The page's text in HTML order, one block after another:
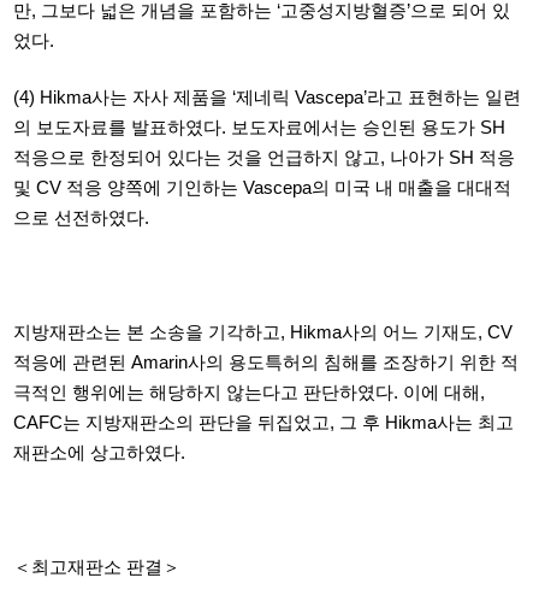
만, 그보다 넓은 개념을 포함하는 ‘고중성지방혈증’으로 되어 있
었다.
(4) Hikma사는 자사 제품을 ‘제네릭Vascepa’라고 표현하는 일련
의 보도자료를 발표하였다. 보도자료에서는 승인된 용도가 SH
적응으로 한정되어 있다는 것을 언급하지 않고, 나아가 SH 적응
및CV 적응 양쪽에 기인하는Vascepa의 미국 내 매출을 대대적
으로 선전하였다.
지방재판소는 본 소송을 기각하고, Hikma사의 어느 기재도, CV
적응에 관련된Amarin사의 용도특허의 침해를 조장하기 위한 적
극적인 행위에는 해당하지 않는다고 판단하였다. 이에 대해,
CAFC는 지방재판소의 판단을 뒤집었고, 그 후 Hikma사는 최고
재판소에 상고하였다.
＜최고재판소 판결＞